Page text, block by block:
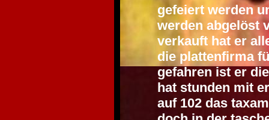
gefeiert werden
werden abgelöst
verkauft hat er
die plattenfirma
gefahren ist er
hat stunden mit
auf 102 das